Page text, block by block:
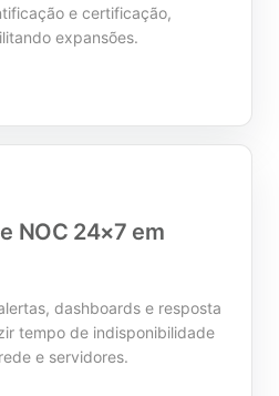
e certificação,
expansões.
NOC 24×7 em
dashboards e resposta
tempo de indisponibilidade
e servidores.